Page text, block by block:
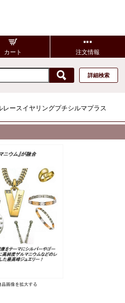
カート 注文情報
詳細検索
レースイヤリングプチシルマプラス